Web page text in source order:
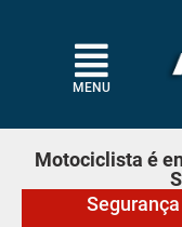
MENU
Motociclista é
Segurança